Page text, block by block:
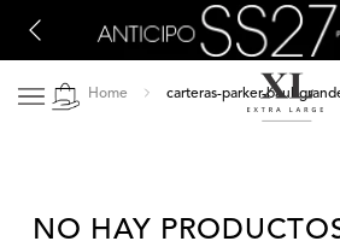
carteras-parker-baul-
NO HAY